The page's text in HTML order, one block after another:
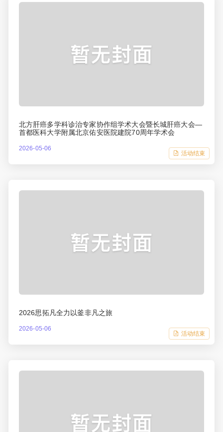
北方肝癌多学科诊治专家协作组学术大会暨长城肝癌大会—
首都医科大学附属北京佑安医院建院70周年学术会
2026-05-06
活动结束
2026思拓凡全力以釜非凡之旅
2026-05-06
活动结束